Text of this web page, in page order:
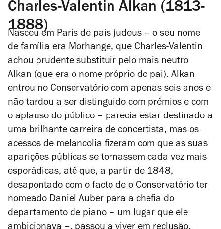
Charles-Valentin Alkan (1813-
1888)
Nasceu em Paris de pais judeus – o seu nome
de família era Morhange, que Charles-Valentin
achou prudente substituir pelo mais neutro
Alkan (que era o nome próprio do pai). Alkan
entrou no Conservatório com apenas seis anos e
não tardou a ser distinguido com prémios e com
o aplauso do público – parecia estar destinado a
uma brilhante carreira de concertista, mas os
acessos de melancolia fizeram com que as suas
aparições públicas se tornassem cada vez mais
esporádicas, até que, a partir de 1848,
desapontado com o facto de o Conservatório ter
nomeado Daniel Auber para a chefia do
departamento de piano – um lugar que ele